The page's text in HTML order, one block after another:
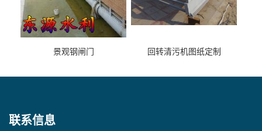
景观钢闸门 回转清污机图纸定制
联系信息